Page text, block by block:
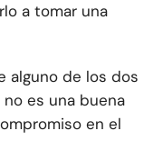
a tomar una
alguno de los dos
es una buena
en el